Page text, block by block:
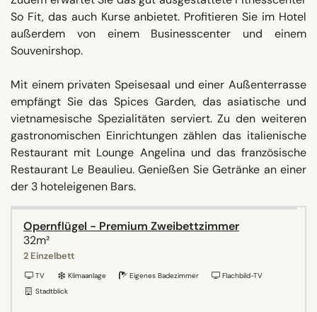
So Fit, das auch Kurse anbietet. Profitieren Sie im Hotel
außerdem von einem Businesscenter und einem
Souvenirshop.
Mit einem privaten Speisesaal und einer Außenterrasse
empfängt Sie das Spices Garden, das asiatische und
vietnamesische Spezialitäten serviert. Zu den weiteren
gastronomischen Einrichtungen zählen das italienische
Restaurant mit Lounge Angelina und das französische
Restaurant Le Beaulieu. Genießen Sie Getränke an einer
der 3 hoteleigenen Bars.
Opernflügel - Premium Zweibettzimmer
32m²
2 Einzelbett
TV Klimaanlage Eigenes Badezimmer
Flachbild-TV
Stadtblick